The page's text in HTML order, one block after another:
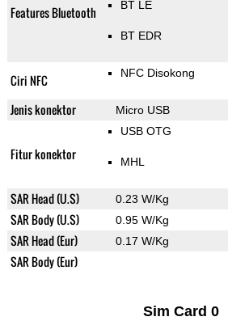
Features Bluetooth BT LE
BT EDR
Ciri NFC NFC Disokong
Jenis konektor Micro USB
Fitur konektor
USB OTG
MHL
SAR Head (U.S) 0.23 W/Kg
SAR Body (U.S) 0.95 W/Kg
SAR Head (Eur) 0.17 W/Kg
SAR Body (Eur)
Sim Card 0